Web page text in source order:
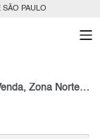
PAULO
Apartamentos 2 quartos, Vila Medeiros para Venda, Zona Norte, SP